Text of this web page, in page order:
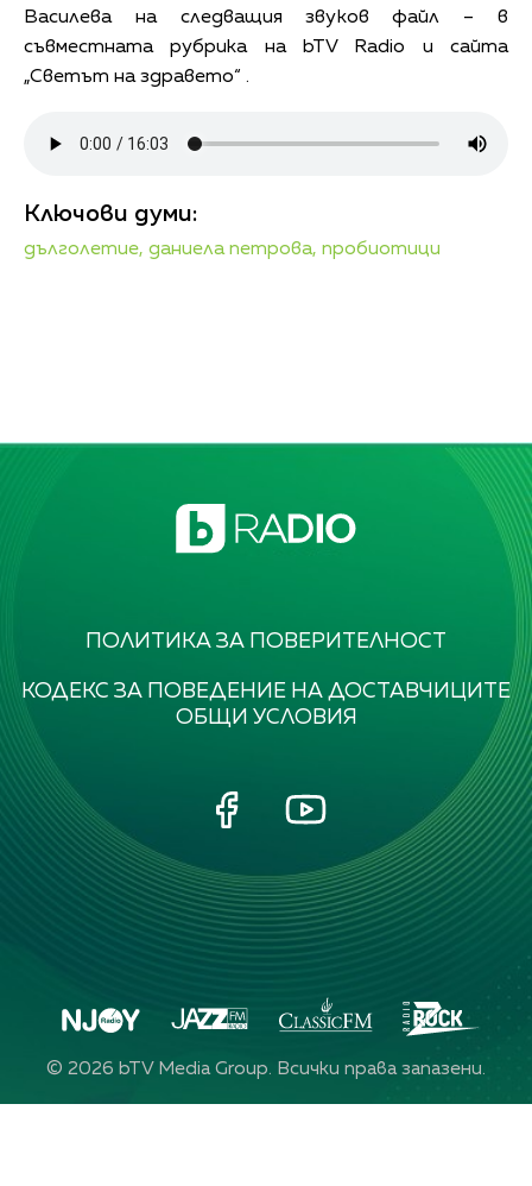
Василева на следващия звуков файл – в
съвместната рубрика на bTV Radio и сайта
„Светът на здравето“ .
Ключови думи:
дълголетие, даниела петрова, пробиотици
ПОЛИТИКА ЗА ПОВЕРИТЕЛНОСТ
КОДЕКС ЗА ПОВЕДЕНИЕ НА ДОСТАВЧИЦИТЕ
ОБЩИ УСЛОВИЯ
© 2026 bTV Media Group. Всички права запазени.